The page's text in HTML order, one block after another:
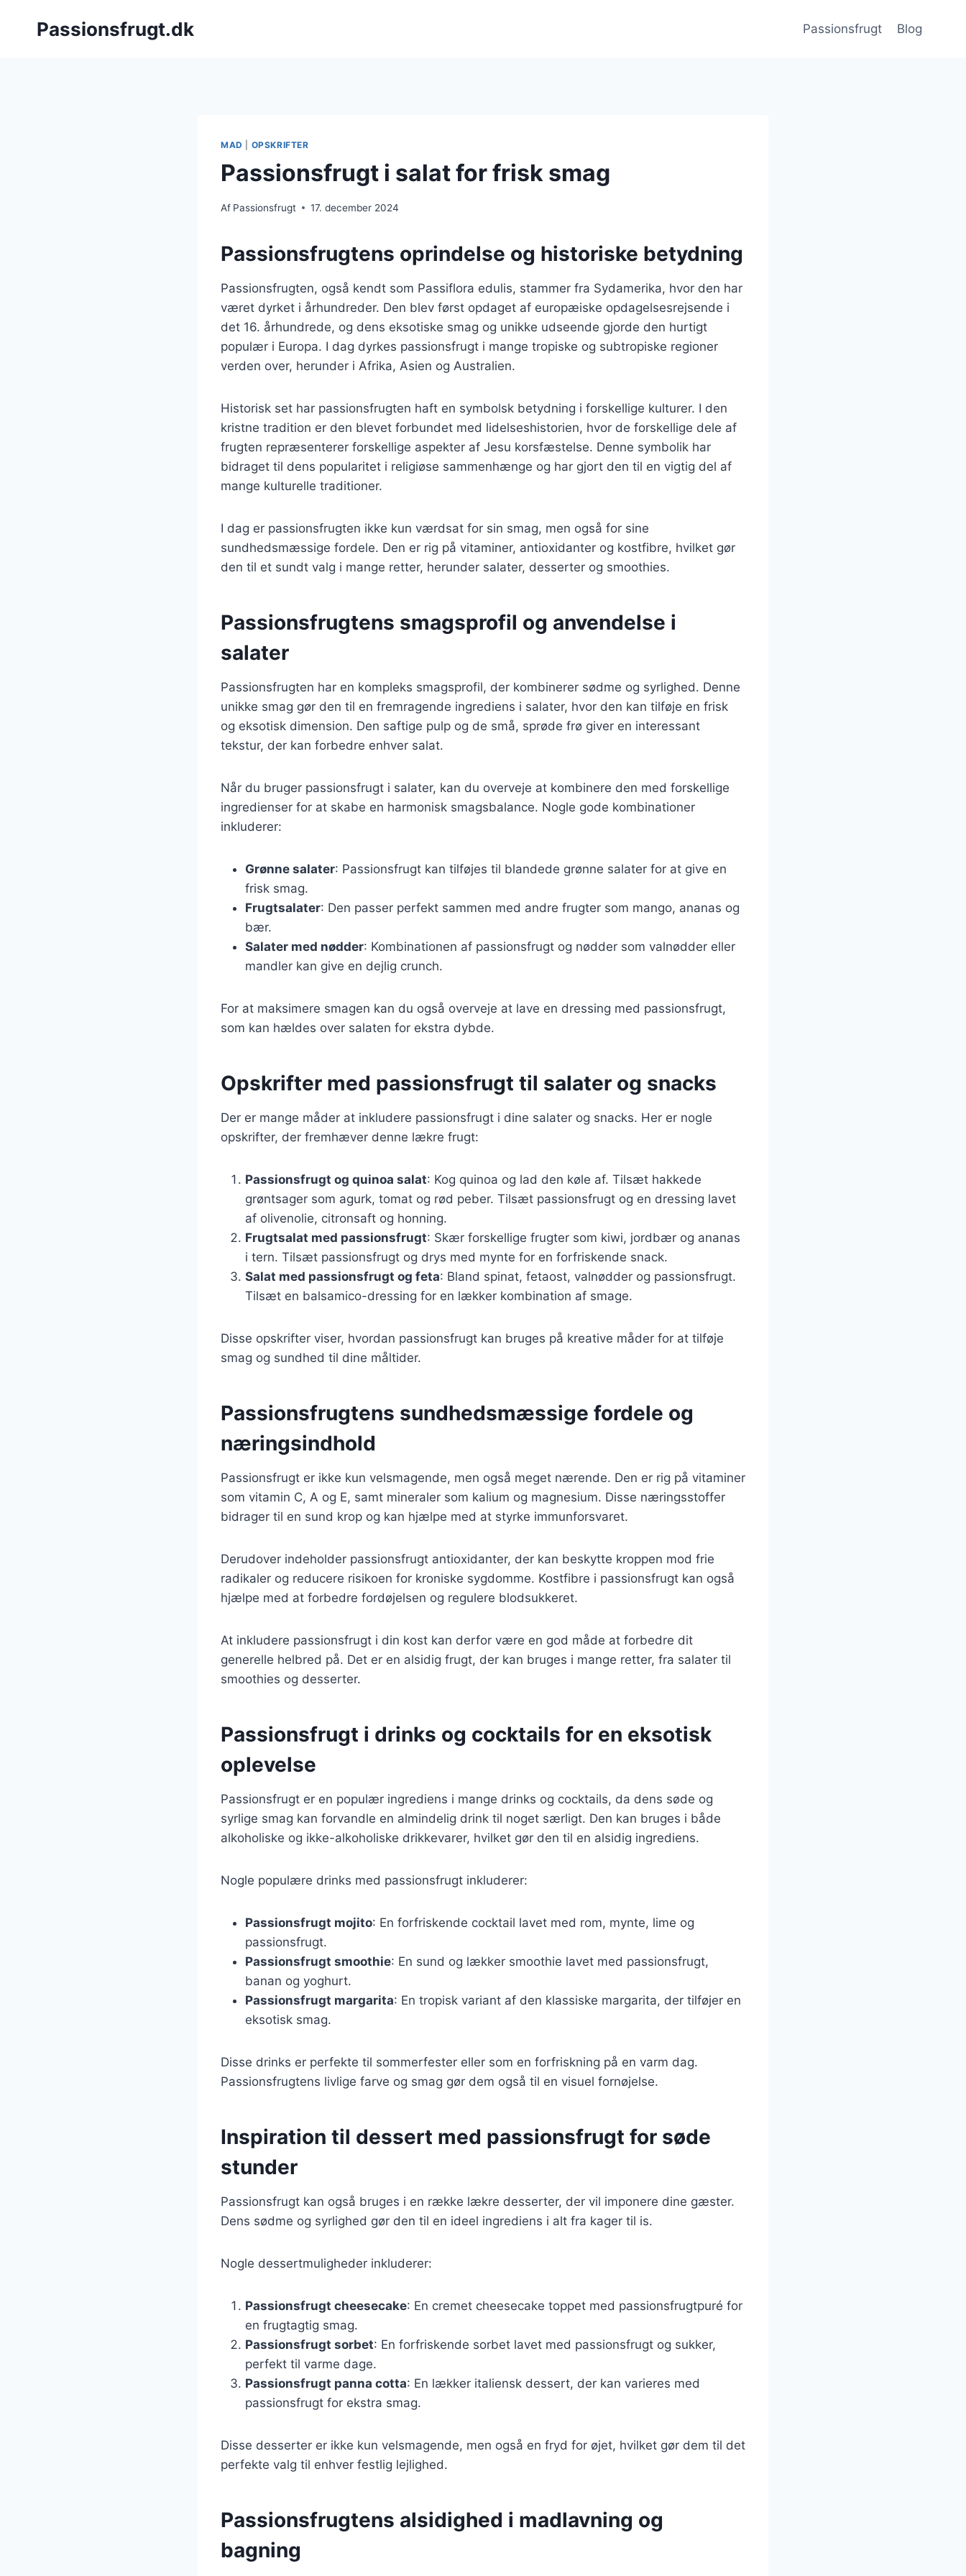
Passionsfrugt.dk Passionsfrugt Blog
MAD OPSKRIFTER
Passionsfrugt i salat for frisk smag
Af Passionsfrugt 17. december 2024
Passionsfrugtens oprindelse og historiske betydning
Passionsfrugten, også kendt som Passiflora edulis, stammer fra Sydamerika, hvor den har
været dyrket i århundreder. Den blev først opdaget af europæiske opdagelsesrejsende i
det 16. århundrede, og dens eksotiske smag og unikke udseende gjorde den hurtigt
populær i Europa. I dag dyrkes passionsfrugt i mange tropiske og subtropiske regioner
verden over, herunder i Afrika, Asien og Australien.
Historisk set har passionsfrugten haft en symbolsk betydning i forskellige kulturer. I den
kristne tradition er den blevet forbundet med lidelseshistorien, hvor de forskellige dele af
frugten repræsenterer forskellige aspekter af Jesu korsfæstelse. Denne symbolik har
bidraget til dens popularitet i religiøse sammenhænge og har gjort den til en vigtig del af
mange kulturelle traditioner.
I dag er passionsfrugten ikke kun værdsat for sin smag, men også for sine
sundhedsmæssige fordele. Den er rig på vitaminer, antioxidanter og kostfibre, hvilket gør
den til et sundt valg i mange retter, herunder salater, desserter og smoothies.
Passionsfrugtens smagsprofil og anvendelse i
salater
Passionsfrugten har en kompleks smagsprofil, der kombinerer sødme og syrlighed. Denne
unikke smag gør den til en fremragende ingrediens i salater, hvor den kan tilføje en frisk
og eksotisk dimension. Den saftige pulp og de små, sprøde frø giver en interessant
tekstur, der kan forbedre enhver salat.
Når du bruger passionsfrugt i salater, kan du overveje at kombinere den med forskellige
ingredienser for at skabe en harmonisk smagsbalance. Nogle gode kombinationer
inkluderer:
Grønne salater: Passionsfrugt kan tilføjes til blandede grønne salater for at give en
frisk smag.
Frugtsalater: Den passer perfekt sammen med andre frugter som mango, ananas og
bær.
Salater med nødder: Kombinationen af passionsfrugt og nødder som valnødder eller
mandler kan give en dejlig crunch.
For at maksimere smagen kan du også overveje at lave en dressing med passionsfrugt,
som kan hældes over salaten for ekstra dybde.
Opskrifter med passionsfrugt til salater og snacks
Der er mange måder at inkludere passionsfrugt i dine salater og snacks. Her er nogle
opskrifter, der fremhæver denne lækre frugt:
Passionsfrugt og quinoa salat: Kog quinoa og lad den køle af. Tilsæt hakkede
grøntsager som agurk, tomat og rød peber. Tilsæt passionsfrugt og en dressing lavet
af olivenolie, citronsaft og honning.
Frugtsalat med passionsfrugt: Skær forskellige frugter som kiwi, jordbær og ananas
i tern. Tilsæt passionsfrugt og drys med mynte for en forfriskende snack.
Salat med passionsfrugt og feta: Bland spinat, fetaost, valnødder og passionsfrugt.
Tilsæt en balsamico-dressing for en lækker kombination af smage.
Disse opskrifter viser, hvordan passionsfrugt kan bruges på kreative måder for at tilføje
smag og sundhed til dine måltider.
Passionsfrugtens sundhedsmæssige fordele og
næringsindhold
Passionsfrugt er ikke kun velsmagende, men også meget nærende. Den er rig på vitaminer
som vitamin C, A og E, samt mineraler som kalium og magnesium. Disse næringsstoffer
bidrager til en sund krop og kan hjælpe med at styrke immunforsvaret.
Derudover indeholder passionsfrugt antioxidanter, der kan beskytte kroppen mod frie
radikaler og reducere risikoen for kroniske sygdomme. Kostfibre i passionsfrugt kan også
hjælpe med at forbedre fordøjelsen og regulere blodsukkeret.
At inkludere passionsfrugt i din kost kan derfor være en god måde at forbedre dit
generelle helbred på. Det er en alsidig frugt, der kan bruges i mange retter, fra salater til
smoothies og desserter.
Passionsfrugt i drinks og cocktails for en eksotisk
oplevelse
Passionsfrugt er en populær ingrediens i mange drinks og cocktails, da dens søde og
syrlige smag kan forvandle en almindelig drink til noget særligt. Den kan bruges i både
alkoholiske og ikke-alkoholiske drikkevarer, hvilket gør den til en alsidig ingrediens.
Nogle populære drinks med passionsfrugt inkluderer:
Passionsfrugt mojito: En forfriskende cocktail lavet med rom, mynte, lime og
passionsfrugt.
Passionsfrugt smoothie: En sund og lækker smoothie lavet med passionsfrugt,
banan og yoghurt.
Passionsfrugt margarita: En tropisk variant af den klassiske margarita, der tilføjer en
eksotisk smag.
Disse drinks er perfekte til sommerfester eller som en forfriskning på en varm dag.
Passionsfrugtens livlige farve og smag gør dem også til en visuel fornøjelse.
Inspiration til dessert med passionsfrugt for søde
stunder
Passionsfrugt kan også bruges i en række lækre desserter, der vil imponere dine gæster.
Dens sødme og syrlighed gør den til en ideel ingrediens i alt fra kager til is.
Nogle dessertmuligheder inkluderer:
Passionsfrugt cheesecake: En cremet cheesecake toppet med passionsfrugtpuré for
en frugtagtig smag.
Passionsfrugt sorbet: En forfriskende sorbet lavet med passionsfrugt og sukker,
perfekt til varme dage.
Passionsfrugt panna cotta: En lækker italiensk dessert, der kan varieres med
passionsfrugt for ekstra smag.
Disse desserter er ikke kun velsmagende, men også en fryd for øjet, hvilket gør dem til det
perfekte valg til enhver festlig lejlighed.
Passionsfrugtens alsidighed i madlavning og
bagning